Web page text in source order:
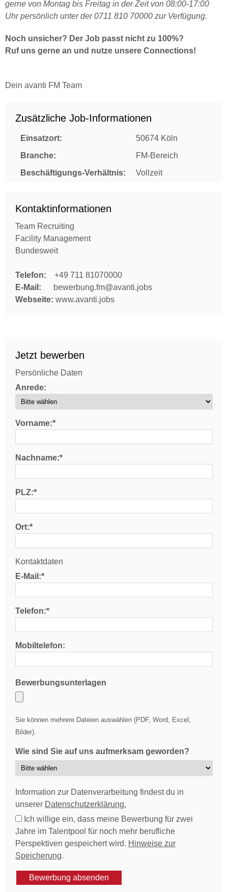
gerne von Montag bis Freitag in der Zeit von 08:00-17:00
Uhr persönlich unter der 0711 810 70000 zur Verfügung.
Noch unsicher? Der Job passt nicht zu 100%?
Ruf uns gerne an und nutze unsere Connections!
Dein avanti FM Team
Zusätzliche Job-Informationen
Einsatzort:
50674 Köln
Branche:
FM-Bereich
Beschäftigungs-Verhältnis:
Vollzeit
Kontaktinformationen
Team Recruiting
Facility Management
Bundesweit
Telefon:
+49 711 81070000
E-Mail: bewerbung.fm@avanti.jobs
Webseite: www.avanti.jobs
Jetzt bewerben
Persönliche Daten
Anrede:
Vorname:*
Nachname:*
PLZ:*
Ort:*
Kontaktdaten
E-Mail:*
Telefon:*
Mobiltelefon:
Bewerbungsunterlagen
Sie können mehrere Dateien auswählen (PDF, Word, Excel,
Bilder).
Wie sind Sie auf uns aufmerksam geworden?
Information zur Datenverarbeitung findest du in
unserer Datenschutzerklärung.
Ich willige ein, dass meine Bewerbung für zwei
Jahre im Talentpool für noch mehr berufliche
Perspektiven gespeichert wird. Hinweise zur
Speicherung.
Bewerbung absenden